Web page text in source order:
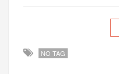
NO TAG